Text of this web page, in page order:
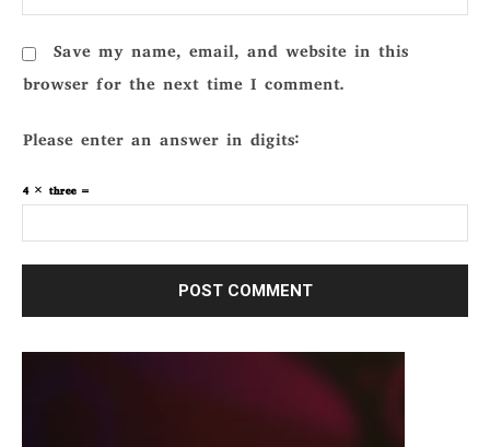
Save my name, email, and website in this
browser for the next time I comment.
Please enter an answer in digits:
4 × three =